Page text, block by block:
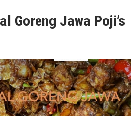
Goreng Jawa Poji’s